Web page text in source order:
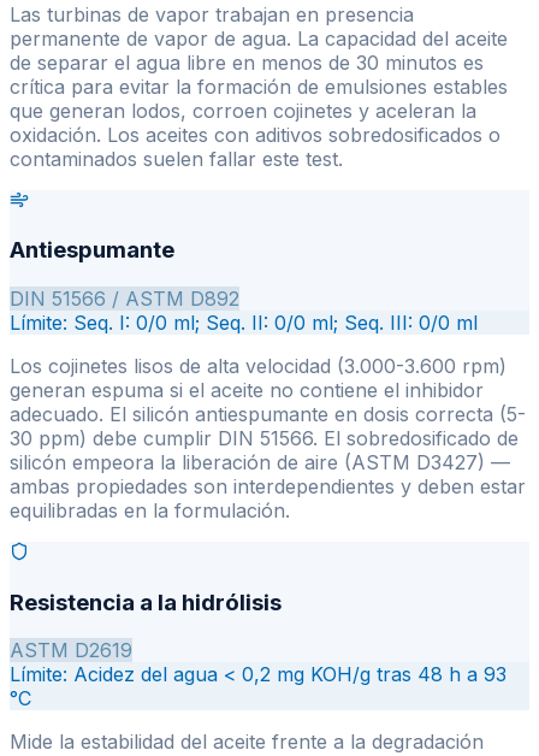
Las turbinas de vapor trabajan en presencia
permanente de vapor de agua. La capacidad del aceite
de separar el agua libre en menos de 30 minutos es
crítica para evitar la formación de emulsiones estables
que generan lodos, corroen cojinetes y aceleran la
oxidación. Los aceites con aditivos sobredosificados o
contaminados suelen fallar este test.
Antiespumante
DIN 51566 / ASTM D892
Límite: Seq. I: 0/0 ml; Seq. II: 0/0 ml; Seq. III: 0/0 ml
Los cojinetes lisos de alta velocidad (3.000-3.600 rpm)
generan espuma si el aceite no contiene el inhibidor
adecuado. El silicón antiespumante en dosis correcta (5-
30 ppm) debe cumplir DIN 51566. El sobredosificado de
silicón empeora la liberación de aire (ASTM D3427) —
ambas propiedades son interdependientes y deben estar
equilibradas en la formulación.
Resistencia a la hidrólisis
ASTM D2619
Límite: Acidez del agua < 0,2 mg KOH/g tras 48 h a 93
°C
Mide la estabilidad del aceite frente a la degradación